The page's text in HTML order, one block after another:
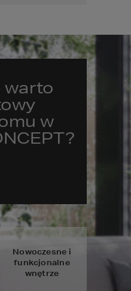
warto
w
Nowoczesne i
funkcjonalne
wnętrze